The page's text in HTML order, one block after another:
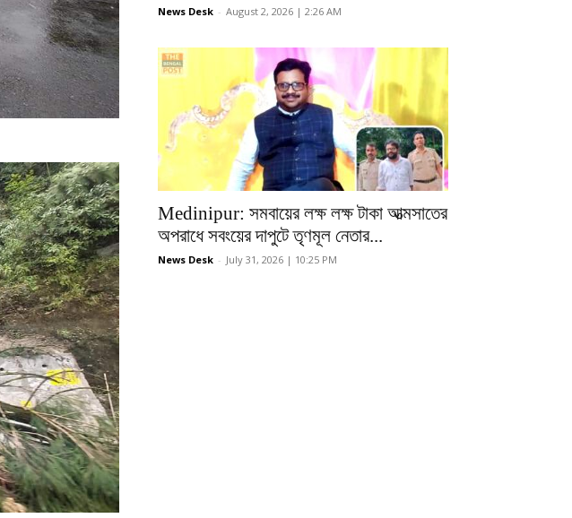
News Desk - August 2, 2026 | 2:26 AM
Medinipur: সমবায়ের লক্ষ লক্ষ টাকা আত্মসাতের
অপরাধে সবংয়ের দাপুটে তৃণমূল নেতার...
News Desk - July 31, 2026 | 10:25 PM